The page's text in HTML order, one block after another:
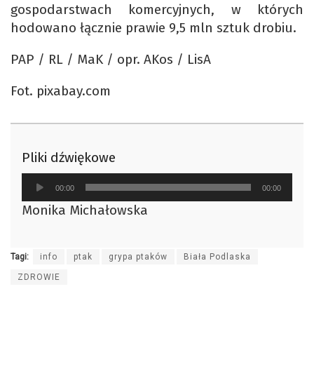
gospodarstwach komercyjnych, w których
hodowano łącznie prawie 9,5 mln sztuk drobiu.
PAP / RL / MaK / opr. AKos / LisA
Fot. pixabay.com
Pliki dźwiękowe
Odtwarzacz
plików
dźwiękowych
00:00 00:00
Monika Michałowska
Tagi: info ptak grypa ptaków Biała Podlaska
ZDROWIE